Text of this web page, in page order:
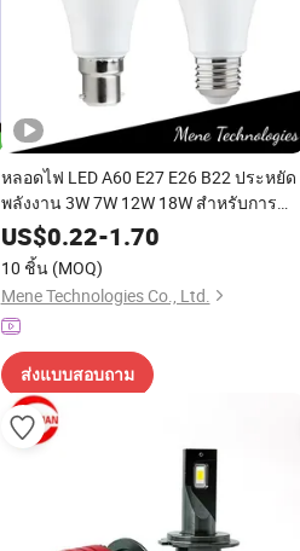
หลอดไฟ LED A60 E27 E26 B22 ประหยัด
พลังงาน 3W 7W 12W 18W สำหรับการ
ส่องสว่างภายในบ้าน
US$0.22-1.70
10 ชิ้น (MOQ)
Mene Technologies Co., Ltd.
ส่งแบบสอบถาม